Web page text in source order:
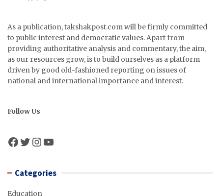
As a publication, takshakpost.com will be firmly committed
to public interest and democratic values. Apart from
providing authoritative analysis and commentary, the aim,
as our resources grow, is to build ourselves as a platform
driven by good old-fashioned reporting on issues of
national and international importance and interest.
Follow Us
Facebook
Twitter
Instagram
YouTube
Categories
Education